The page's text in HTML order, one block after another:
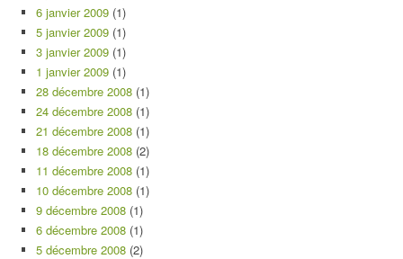
6 janvier 2009 (1)
5 janvier 2009 (1)
3 janvier 2009 (1)
1 janvier 2009 (1)
28 décembre 2008 (1)
24 décembre 2008 (1)
21 décembre 2008 (1)
18 décembre 2008 (2)
11 décembre 2008 (1)
10 décembre 2008 (1)
9 décembre 2008 (1)
6 décembre 2008 (1)
5 décembre 2008 (2)